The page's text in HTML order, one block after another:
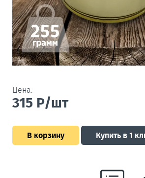
Цена:
315 Р/шт
В корзину Купить в 1